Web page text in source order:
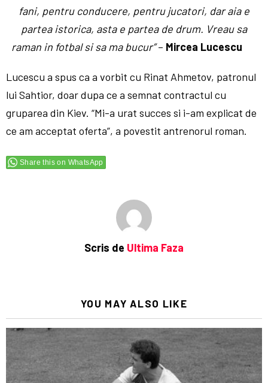
fani, pentru conducere, pentru jucatori, dar aia e
partea istorica, asta e partea de drum. Vreau sa
raman in fotbal si sa ma bucur”– Mircea Lucescu
Lucescu a spus ca a vorbit cu Rinat Ahmetov, patronul
lui Sahtior, doar dupa ce a semnat contractul cu
gruparea din Kiev. “Mi-a urat succes si i-am explicat de
ce am acceptat oferta”, a povestit antrenorul roman.
Share this on WhatsApp
Scris de Ultima Faza
YOU MAY ALSO LIKE